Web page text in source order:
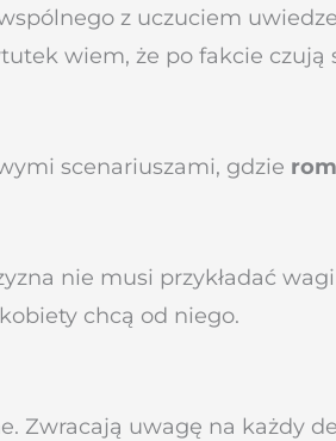
z uczuciem
wiem, że po fakcie czują
scenariuszami, gdzie
nie musi przykładać
chcą od niego.
Zwracają uwagę na każdy